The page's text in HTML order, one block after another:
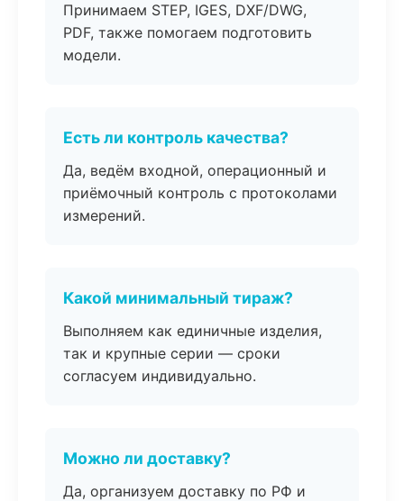
Принимаем STEP, IGES, DXF/DWG,
PDF, также помогаем подготовить
модели.
Есть ли контроль качества?
Да, ведём входной, операционный и
приёмочный контроль с протоколами
измерений.
Какой минимальный тираж?
Выполняем как единичные изделия,
так и крупные серии — сроки
согласуем индивидуально.
Можно ли доставку?
Да, организуем доставку по РФ и